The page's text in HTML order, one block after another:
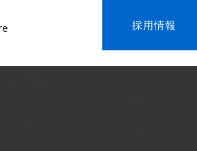
採用情報